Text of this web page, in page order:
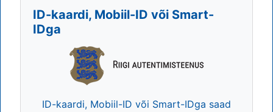
ID-kaardi, Mobiil-ID või Smart-
IDga
ID-kaardi, Mobiil-ID või Smart-IDga saad